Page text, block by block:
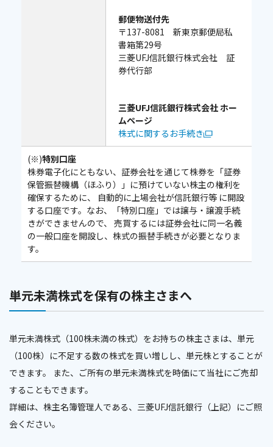
郵便物送付先
〒137-8081 新東京郵便局私
書箱第29号
三菱UFJ信託銀行株式会社 証
券代行部
三菱UFJ信託銀行株式会社 ホー
ムページ
株式に関するお手続き
(※)特別口座
株券電子化にともない、証券会社を通じて株券を「証券
保管振替機構（ほふり）」に預けていない株主の権利を
確保するために、 自動的に上場会社が信託銀行等 に開設
する口座です。なお、「特別口座」では譲与・譲渡手続
きができませんので、 売買するには証券会社に同一名義
の一般口座を開設し、株式の振替手続きが必要となりま
す。
単元未満株式を保有の株主さまへ
単元未満株式（100株未満の株式）をお持ちの株主さまは、単元
（100株）に不足する数の株式を買い増しし、単元株とすることが
できます。 また、ご所有の単元未満株式を時価にて当社にご売却
することもできます。
詳細は、株主名簿管理人である、三菱UFJ信託銀行（上記）にご照
会ください。